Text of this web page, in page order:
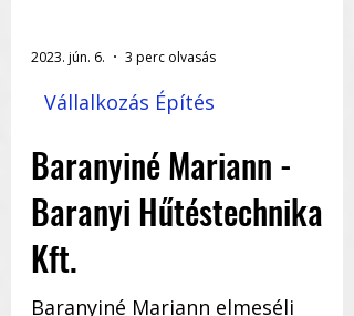
2023. jún. 6. 3 perc olvasás
Vállalkozás Építés
Baranyiné Mariann -
Baranyi Hűtéstechnika